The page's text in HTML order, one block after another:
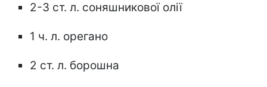
2-3 ст. л. соняшникової олії
1 ч. л. орегано
2 ст. л. борошна